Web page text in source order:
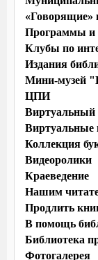
«Говорящие»
Программы и
Клубы по
Издания
Мини-музей
ЦПИ
Виртуальный
Виртуальные
Коллекция
Видеоролики
Краеведение
Нашим
Продлить
В помощь
Библиотека
Фотогалерея